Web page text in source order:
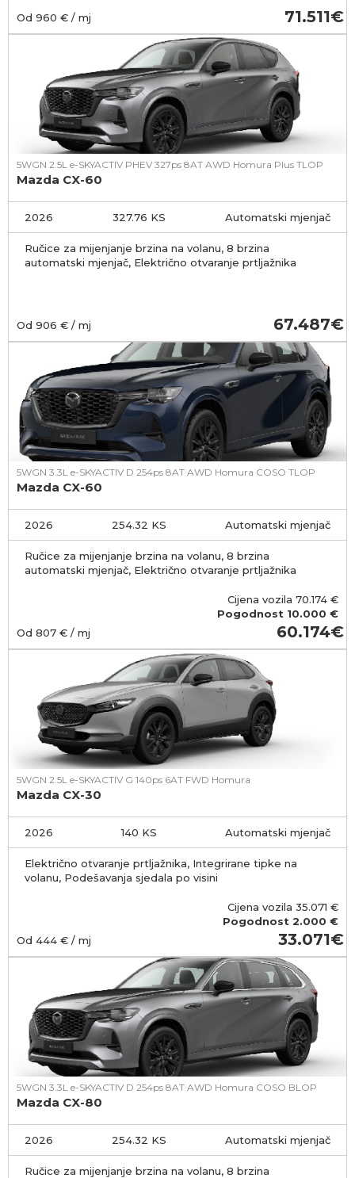
Od 960 € / mj 71.511
5WGN 2.5L e-SKYACTIV PHEV 327ps 8AT AWD Homura Plus TLOP
Mazda CX-60
2026 327.76 KS Automatski mjenjač
Ručice za mijenjanje brzina na volanu, 8 brzina
automatski mjenjač, Električno otvaranje prtljažnika
Od 906 € / mj 67.487
5WGN 3.3L e-SKYACTIV D 254ps 8AT AWD Homura COSO TLOP
Mazda CX-60
2026 254.32 KS Automatski mjenjač
Ručice za mijenjanje brzina na volanu, 8 brzina
automatski mjenjač, Električno otvaranje prtljažnika
Cijena vozila 70.174 €
Pogodnost 10.000 €
Od 807 € / mj 60.174
5WGN 2.5L e-SKYACTIV G 140ps 6AT FWD Homura
Mazda CX-30
2026 140 KS Automatski mjenjač
Električno otvaranje prtljažnika, Integrirane tipke na
volanu, Podešavanja sjedala po visini
Cijena vozila 35.071 €
Pogodnost 2.000 €
Od 444 € / mj 33.071
5WGN 3.3L e-SKYACTIV D 254ps 8AT AWD Homura COSO BLOP
Mazda CX-80
2026 254.32 KS Automatski mjenjač
Ručice za mijenjanje brzina na volanu, 8 brzina